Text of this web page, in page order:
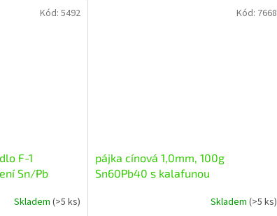
F-1
Sn/Pb
Skladem (>5 ks)
Kód: 5492
pájka cínová 1,0mm, 100g
Sn60Pb40 s kalafunou
Skladem (>5 ks)
Kód: 7668